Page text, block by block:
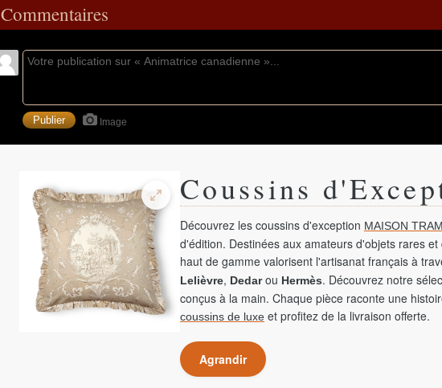
Commentaires
Image
Coussins
Découvrez les coussins d'exception MAISON
d'édition. Destinées aux amateurs d'objets rares
haut de gamme valorisent l'artisanat français à
Lelièvre, Dedarou Hermès. Découvrez notre
conçus à la main. Chaque pièce raconte une
coussins de luxe et profitez de la livraison offerte.
Agrandir